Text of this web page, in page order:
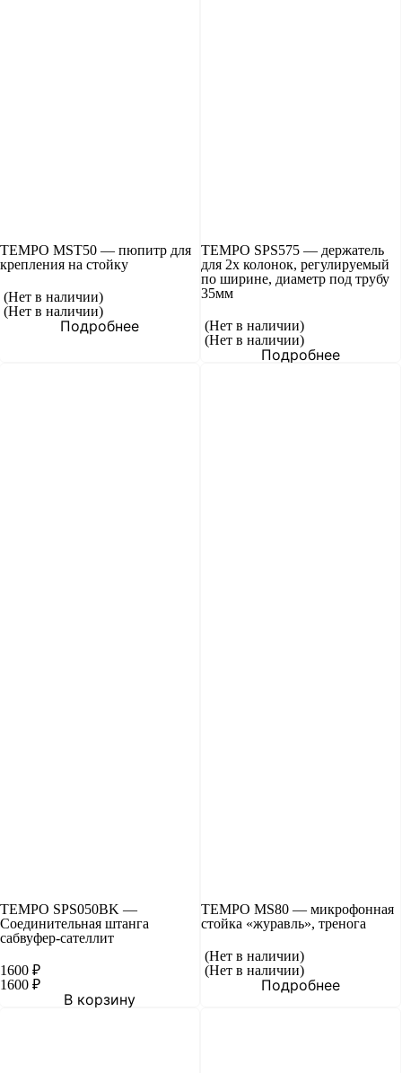
TEMPO MST50 — пюпитр для
крепления на стойку
(Нет в наличии)
(Нет в наличии)
Подробнее
TEMPO SPS575 — держатель
для 2х колонок, регулируемый
по ширине, диаметр под трубу
35мм
(Нет в наличии)
(Нет в наличии)
Подробнее
TEMPO SPS050BK —
Соединительная штанга
сабвуфер-сателлит
1600 ₽
1600 ₽
В корзину
TEMPO MS80 — микрофонная
стойка «журавль», тренога
(Нет в наличии)
(Нет в наличии)
Подробнее